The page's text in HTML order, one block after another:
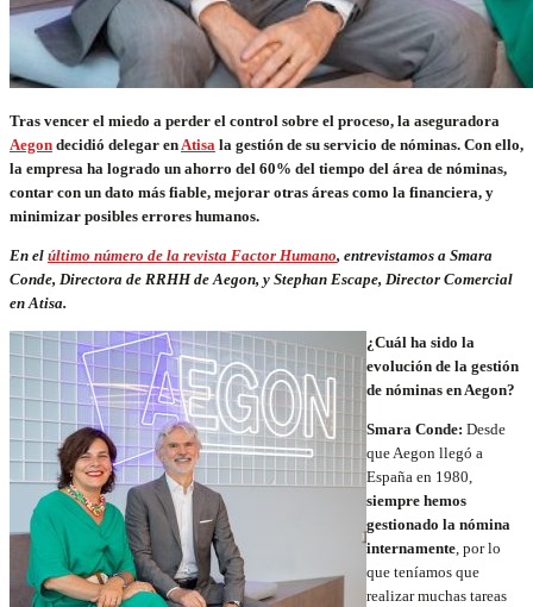
Tras vencer el miedo a perder el control sobre el proceso, la aseguradora
Aegon decidió delegar enAtisa la gestión de su servicio de nóminas. Con ello,
la empresa ha logrado un ahorro del 60% del tiempo del área de nóminas,
contar con un dato más fiable, mejorar otras áreas como la financiera, y
minimizar posibles errores humanos.
En el último número de la revista Factor Humano, entrevistamos a Smara
Conde, Directora de RRHH de Aegon, y Stephan Escape, Director Comercial
en Atisa.
¿Cuál ha sido la
evolución de la gestión
de nóminas en Aegon?
Smara Conde: Desde
que Aegon llegó a
España en 1980,
siempre hemos
gestionado la nómina
internamente, por lo
que teníamos que
realizar muchas tareas